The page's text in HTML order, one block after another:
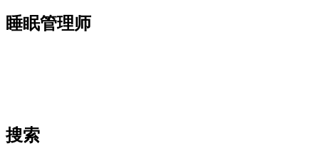
睡眠管理师
搜索